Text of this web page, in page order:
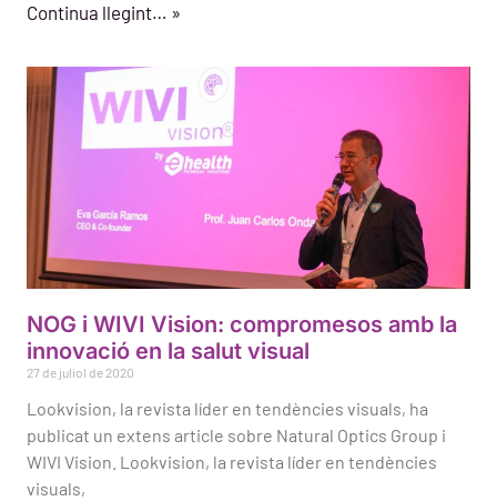
Continua llegint… »
NOG i WIVI Vision: compromesos amb la
innovació en la salut visual
27 de juliol de 2020
Lookvision, la revista líder en tendències visuals, ha
publicat un extens article sobre Natural Optics Group i
WIVI Vision. Lookvision, la revista líder en tendències
visuals,